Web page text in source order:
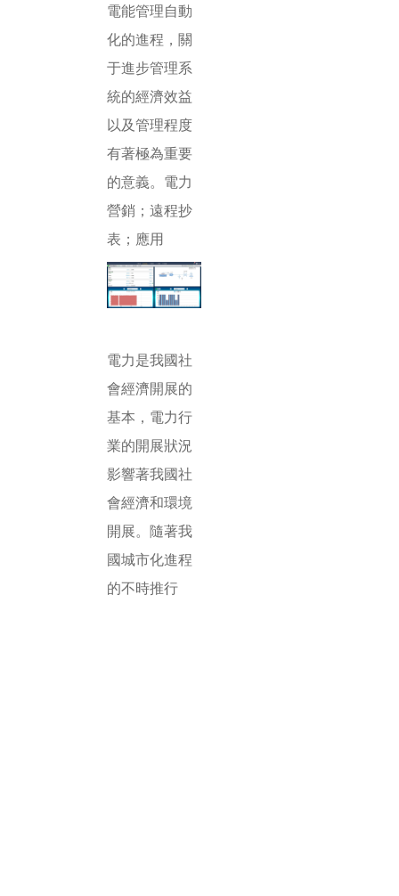
電能管理自動
化的進程，關
于進步管理系
統的經濟效益
以及管理程度
有著極為重要
的意義。電力
營銷；遠程抄
表；應用
電力是我國社
會經濟開展的
基本，電力行
業的開展狀況
影響著我國社
會經濟和環境
開展。隨著我
國城市化進程
的不時推行